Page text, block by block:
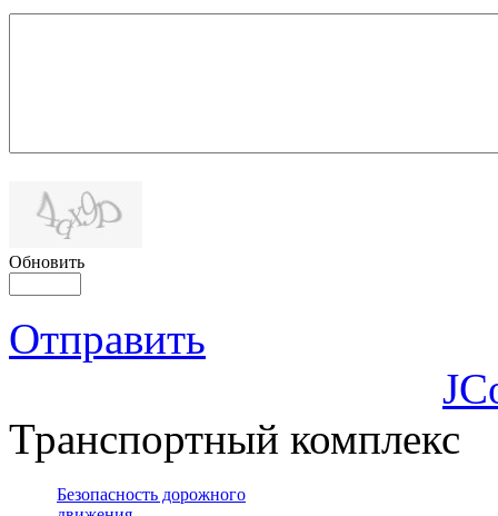
Обновить
Отправить
Транспортный комплекс
Безопасность дорожного